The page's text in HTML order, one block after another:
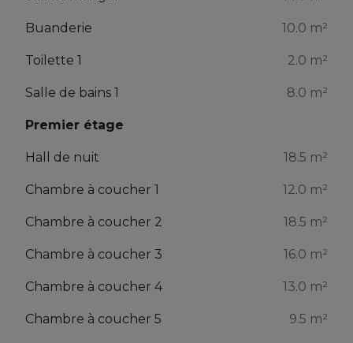
Buanderie 10.0 m²
Toilette 1 2.0 m²
Salle de bains 1 8.0 m²
Premier étage
Hall de nuit 18.5 m²
Chambre à coucher 1 12.0 m²
Chambre à coucher 2 18.5 m²
Chambre à coucher 3 16.0 m²
Chambre à coucher 4 13.0 m²
Chambre à coucher 5 9.5 m²